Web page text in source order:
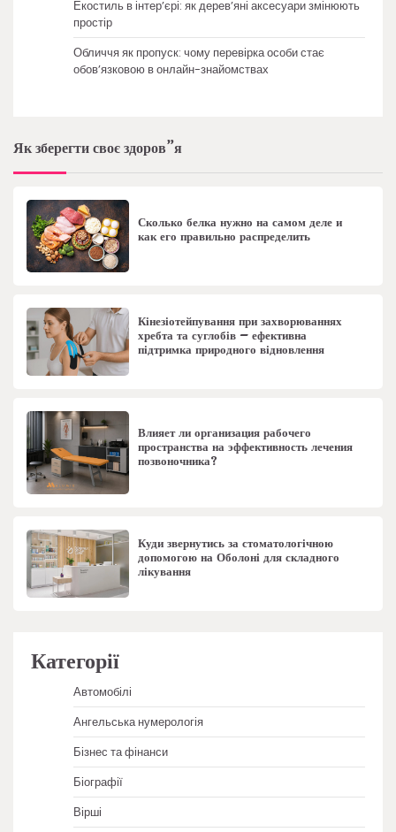
Екостиль в інтер’єрі: як дерев’яні аксесуари змінюють
простір
Обличчя як пропуск: чому перевірка особи стає
обов’язковою в онлайн-знайомствах
Як зберегти своє здоров”я
Сколько белка нужно на самом деле и
как его правильно распределить
Кінезіотейпування при захворюваннях
хребта та суглобів – ефективна
підтримка природного відновлення
Влияет ли организация рабочего
пространства на эффективность лечения
позвоночника?
Куди звернутись за стоматологічною
допомогою на Оболоні для складного
лікування
Категорії
Автомобілі
Ангельська нумерологія
Бізнес та фінанси
Біографії
Вірші